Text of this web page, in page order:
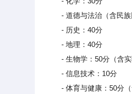
- 道德与法治（含民族
- 历史：40分
- 地理：40分
- 生物学：50分（含实
- 信息技术：10分
- 体育与健康：50分（